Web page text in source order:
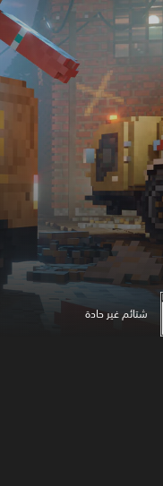
شتائم غير حادة